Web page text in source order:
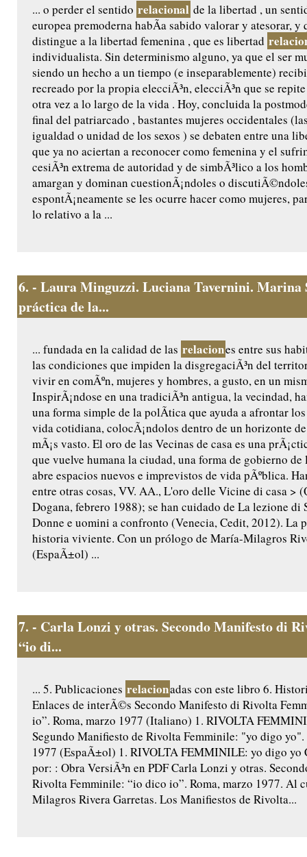
... o perder el sentido relacional de la libertad , un
europea premoderna habÃ­a sabido valorar y atesorar, y
distingue a la libertad femenina , que es libertad
individualista. Sin determinismo alguno, ya que el ser
siendo un hecho a un tiempo (e inseparablemente)
recreado por la propia elecciÃ³n, elecciÃ³n que se
otra vez a lo largo de la vida . Hoy, concluida la
final del patriarcado , bastantes mujeres occidentales
igualdad o unidad de los sexos ) se debaten entre una
que ya no aciertan a reconocer como femenina y el
cesiÃ³n extrema de autoridad y de simbÃ³lico a los
amargan y dominan cuestionÃ¡ndoles o
espontÃ¡neamente se les ocurre hacer como mujeres,
lo relativo a la ...
6. - Laura Minguzzi. Luciana Tavernini. Marina
práctica de la...
... fundada en la calidad de las relaciones entre sus
las condiciones que impiden la disgregaciÃ³n del
vivir en comÃºn, mujeres y hombres, a gusto, en un
InspirÃ¡ndose en una tradiciÃ³n antigua, la vecindad,
una forma simple de la polÃ­tica que ayuda a afrontar
vida cotidiana, colocÃ¡ndolos dentro de un horizonte
mÃ¡s vasto. El oro de las Vecinas de casa es una
que vuelve humana la ciudad, una forma de gobierno de
abre espacios nuevos e imprevistos de vida pÃºblica.
entre otras cosas, VV. AA., L'oro delle Vicine di casa >
Dogana, febrero 1988); se han cuidado de La lezione di
Donne e uomini a confronto (Venecia, Cedit, 2012). La
historia viviente. Con un prólogo de María-Milagros
(EspaÃ±ol) ...
7. - Carla Lonzi y otras. Secondo Manifesto di
“io di...
... 5. Publicaciones relacionadas con este libro 6.
Enlaces de interÃ©s Secondo Manifesto di Rivolta
io”. Roma, marzo 1977 (Italiano) 1. RIVOLTA
Segundo Manifiesto de Rivolta Femminile: "yo digo yo".
1977 (EspaÃ±ol) 1. RIVOLTA FEMMINILE: yo digo yo
por: : Obra VersiÃ³n en PDF Carla Lonzi y otras.
Rivolta Femminile: “io dico io”. Roma, marzo 1977. Al
Milagros Rivera Garretas. Los Manifiestos de Rivolta...